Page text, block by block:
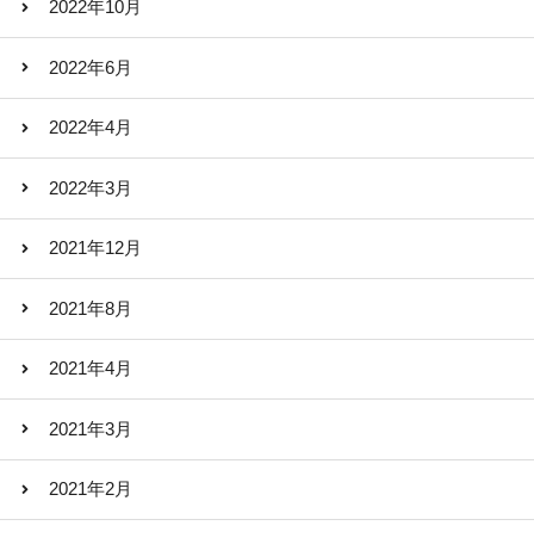
2022年10月
2022年6月
2022年4月
2022年3月
2021年12月
2021年8月
2021年4月
2021年3月
2021年2月